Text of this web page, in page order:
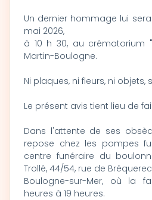
Un dernier hommage lui
mai 2026,
à 10 h 30, au crématorium
Martin-Boulogne.
Ni plaques, ni fleurs, ni objets,
Le présent avis tient lieu de
Dans l'attente de ses
repose chez les pompes
centre funéraire du
Trollé, 44/54, rue de
Boulogne-sur-Mer, où la
heures à 19 heures.